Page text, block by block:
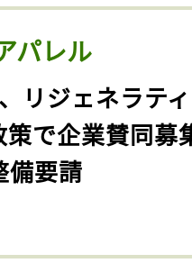
パレル
リジェネラテ
で企業賛同募
備要請